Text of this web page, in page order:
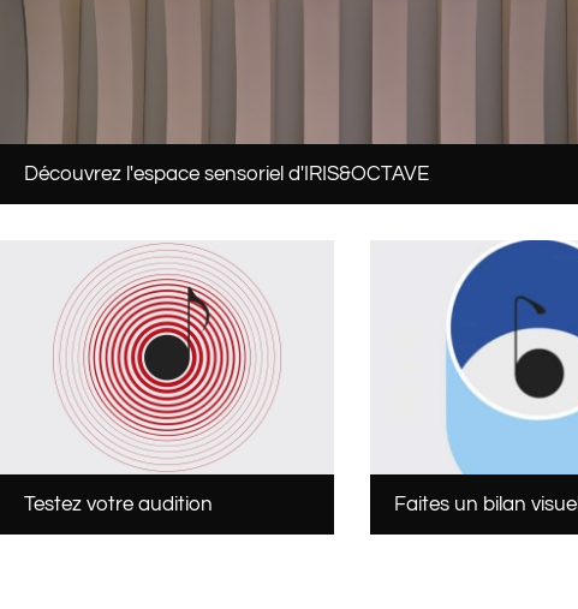
Découvrez l'espace sensoriel d'IRIS&OCTAVE
Testez votre audition Faites un bilan visuel